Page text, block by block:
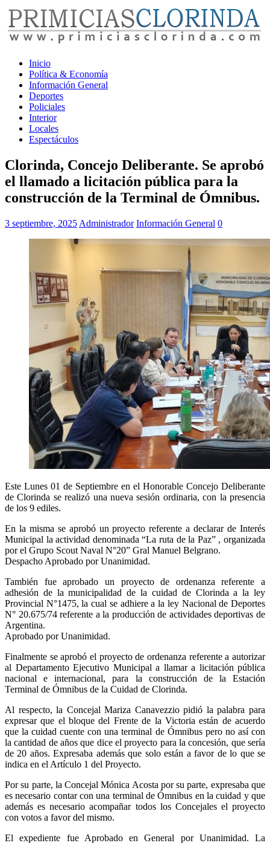
Inicio
Política & Economía
Información General
Deportes
Policiales
Interior
Locales
Espectáculos
Clorinda, Concejo Deliberante. Se aprobó
el llamado a licitación pública para la
construcción de la Terminal de Ómnibus.
3 septiembre, 2025 Administrador Información General 0
Este Lunes 01 de Septiembre en el Honorable Concejo Deliberante
de Clorinda se realizó una nueva sesión ordinaria, con la presencia
de los 9 ediles.
En la misma se aprobó un proyecto referente a declarar de Interés
Municipal la actividad denominada “La ruta de la Paz” , organizada
por el Grupo Scout Naval N°20” Gral Manuel Belgrano.
Despacho Aprobado por Unanimidad.
También fue aprobado un proyecto de ordenanza referente a
adhesión de la municipalidad de la cuidad de Clorinda a la ley
Provincial N°1475, la cual se adhiere a la ley Nacional de Deportes
N° 20.675/74 referente a la producción de actividades deportivas de
Argentina.
Aprobado por Unanimidad.
Finalmente se aprobó el proyecto de ordenanza referente a autorizar
al Departamento Ejecutivo Municipal a llamar a licitación pública
nacional e internacional, para la construcción de la Estación
Terminal de Ómnibus de la Cuidad de Clorinda.
Al respecto, la Concejal Mariza Canavezzio pidió la palabra para
expresar que el bloque del Frente de la Victoria están de acuerdo
que la cuidad cuente con una terminal de Ómnibus pero no así con
la cantidad de años que dice el proyecto para la concesión, que sería
de 20 años. Expresaba además que solo están a favor de lo que se
indica en el Artículo 1 del Proyecto.
Por su parte, la Concejal Mónica Acosta por su parte, expresaba que
es necesario contar con una terminal de Ómnibus en la cuidad y que
además es necesario acompañar todos los Concejales el proyecto
con votos a favor del mismo.
El expediente fue Aprobado en General por Unanimidad. La